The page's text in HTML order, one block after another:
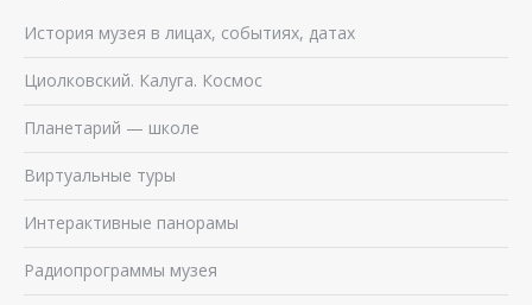
История музея в лицах, событиях, датах
Циолковский. Калуга. Космос
Планетарий — школе
Виртуальные туры
Интерактивные панорамы
Радиопрограммы музея